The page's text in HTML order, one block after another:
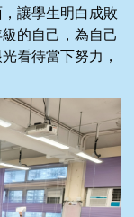
讓學生明白成敗
的自己，為自己
看待當下努力，